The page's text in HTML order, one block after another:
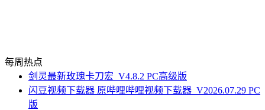
每周热点
剑灵最新玫瑰卡刀宏_V4.8.2 PC高级版
闪豆视频下载器 原哔哩哔哩视频下载器_V2026.07.29 PC
版